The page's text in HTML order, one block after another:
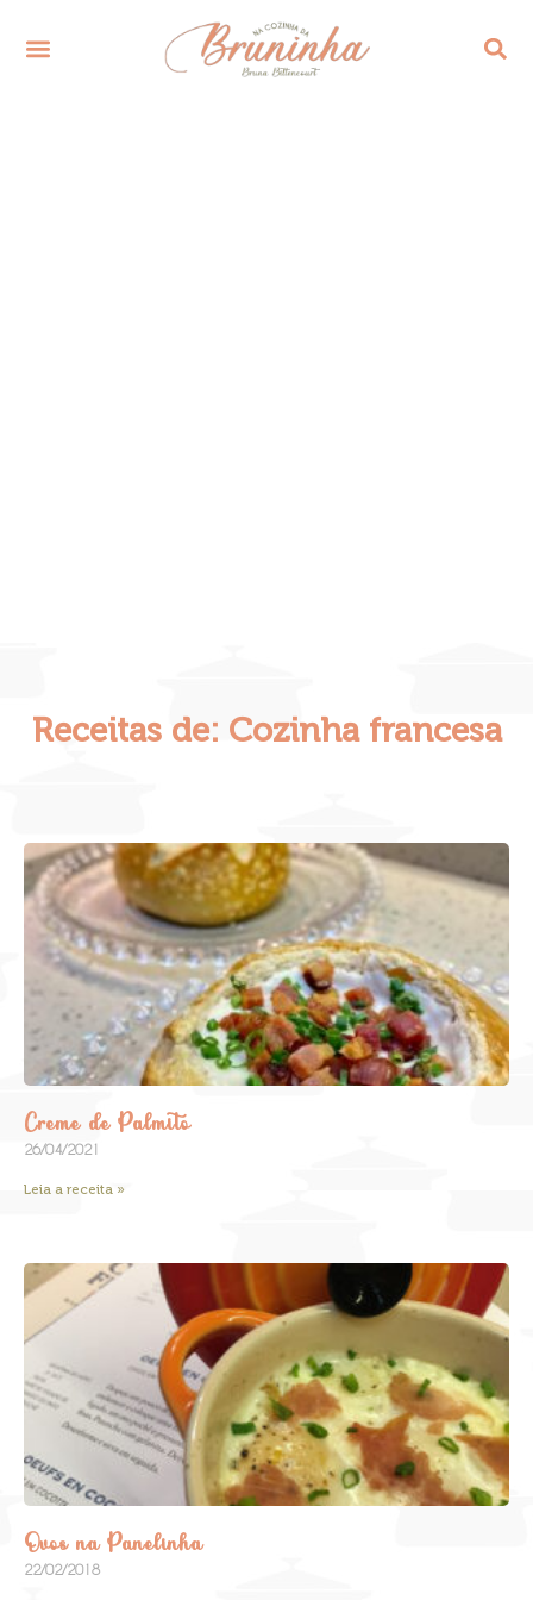
Receitas de: Cozinha francesa
Creme de Palmito
26/04/2021
Leia a receita »
Ovos na Panelinha
22/02/2018